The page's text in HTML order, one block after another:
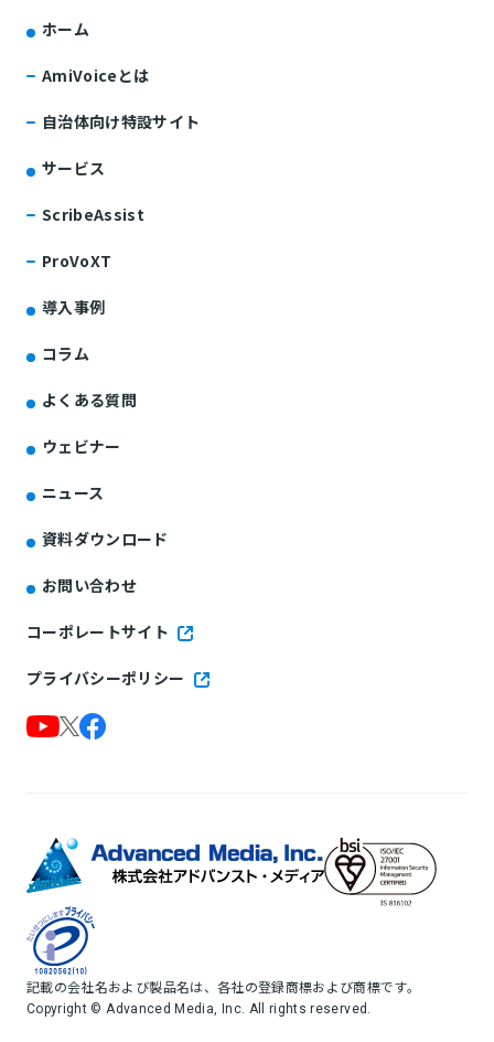
ホーム
AmiVoiceとは
自治体向け特設サイト
サービス
ScribeAssist
ProVoXT
導入事例
コラム
よくある質問
ウェビナー
ニュース
資料ダウンロード
お問い合わせ
コーポレートサイト
プライバシーポリシー
記載の会社名および製品名は、各社の登録商標および商標です。
Copyright © Advanced Media, Inc. All rights reserved.